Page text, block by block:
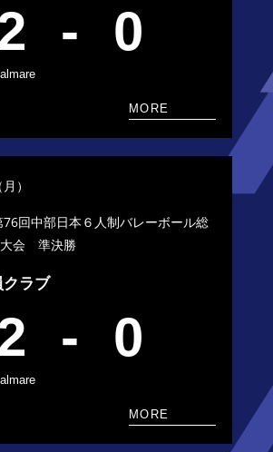
- 0
MORE
）
回中部日本６人制バレーボール総
会
準決勝
ラブ
- 0
MORE